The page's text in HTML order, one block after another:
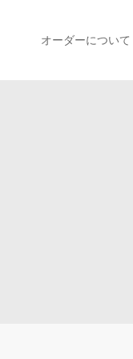
オーダーについて